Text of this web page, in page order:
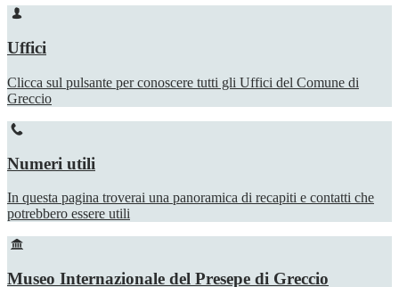
Uffici
Clicca sul pulsante per conoscere tutti gli Uffici del Comune di
Greccio
Numeri utili
In questa pagina troverai una panoramica di recapiti e contatti che
potrebbero essere utili
Museo Internazionale del Presepe di Greccio